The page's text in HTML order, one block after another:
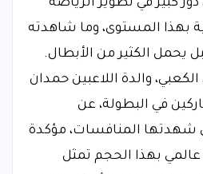
كبير في تطوير الرياضة
بهذا المستوى، وما شاهدته
يحمل الكثير من الأبطال.
والدة اللاعبين حمدان
في البطولة، عن
شهدتها المنافسات، مؤكدة
بهذا الحجم تمثل